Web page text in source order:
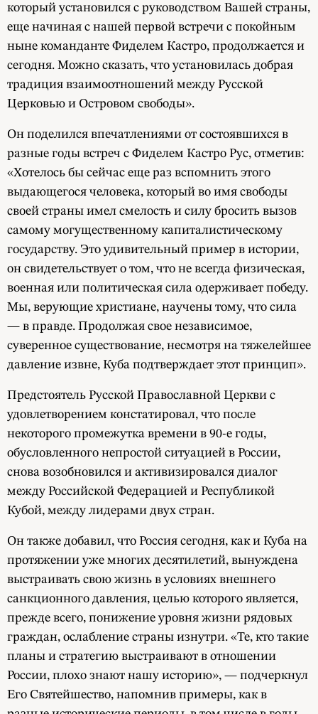
который установился с руководством Вашей страны,
еще начиная с нашей первой встречи с покойным
ныне команданте Фиделем Кастро, продолжается и
сегодня. Можно сказать, что установилась добрая
традиция взаимоотношений между Русской
Церковью и Островом свободы».
Он поделился впечатлениями от состоявшихся в
разные годы встреч с Фиделем Кастро Рус, отметив:
«Хотелось бы сейчас еще раз вспомнить этого
выдающегося человека, который во имя свободы
своей страны имел смелость и силу бросить вызов
самому могущественному капиталистическому
государству. Это удивительный пример в истории,
он свидетельствует о том, что не всегда физическая,
военная или политическая сила одерживает победу.
Мы, верующие христиане, научены тому, что сила
— в правде. Продолжая свое независимое,
суверенное существование, несмотря на тяжелейшее
давление извне, Куба подтверждает этот принцип».
Предстоятель Русской Православной Церкви с
удовлетворением констатировал, что после
некоторого промежутка времени в 90-е годы,
обусловленного непростой ситуацией в России,
снова возобновился и активизировался диалог
между Российской Федерацией и Республикой
Кубой, между лидерами двух стран.
Он также добавил, что Россия сегодня, как и Куба на
протяжении уже многих десятилетий, вынуждена
выстраивать свою жизнь в условиях внешнего
санкционного давления, целью которого является,
прежде всего, понижение уровня жизни рядовых
граждан, ослабление страны изнутри. «Те, кто такие
планы и стратегию выстраивают в отношении
России, плохо знают нашу историю», — подчеркнул
Его Святейшество, напомнив примеры, как в